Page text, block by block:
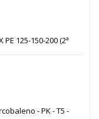
125-150-200 (2ª
- PK - T5 -